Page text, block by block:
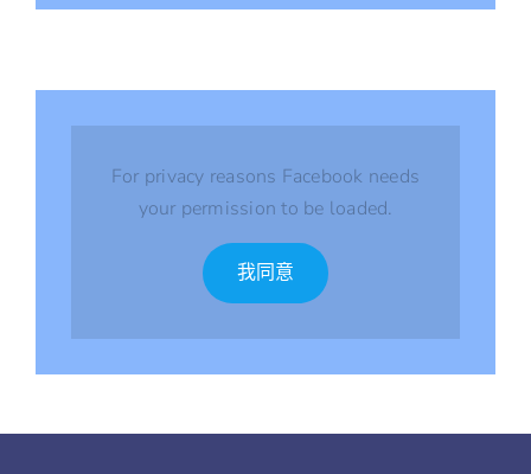
For privacy reasons Facebook needs
your permission to be loaded.
我同意